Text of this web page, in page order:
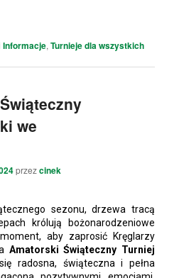
Informacje,Turnieje dla wszystkich
we
przezcinek
sezonu, drzewa tracą
królują bożonarodzeniowe
aby zaprosić Kręglarzy
Amatorski Świąteczny Turniej
radosna, świąteczna i pełna